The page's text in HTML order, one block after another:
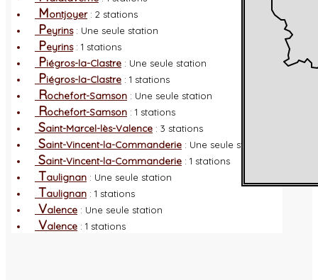
Montjoyer: 2 stations
Peyrins: Une seule station
Peyrins: 1 stations
Piégros-la-Clastre : Une seule station
Piégros-la-Clastre : 1 stations
Rochefort-Samson : Une seule station
Rochefort-Samson : 1 stations
Saint-Marcel-lès-Valence : 3 stations
Saint-Vincent-la-Commanderie : Une seule station
Saint-Vincent-la-Commanderie : 1 stations
Taulignan : Une seule station
Taulignan : 1 stations
Valence : Une seule station
Valence : 1 stations